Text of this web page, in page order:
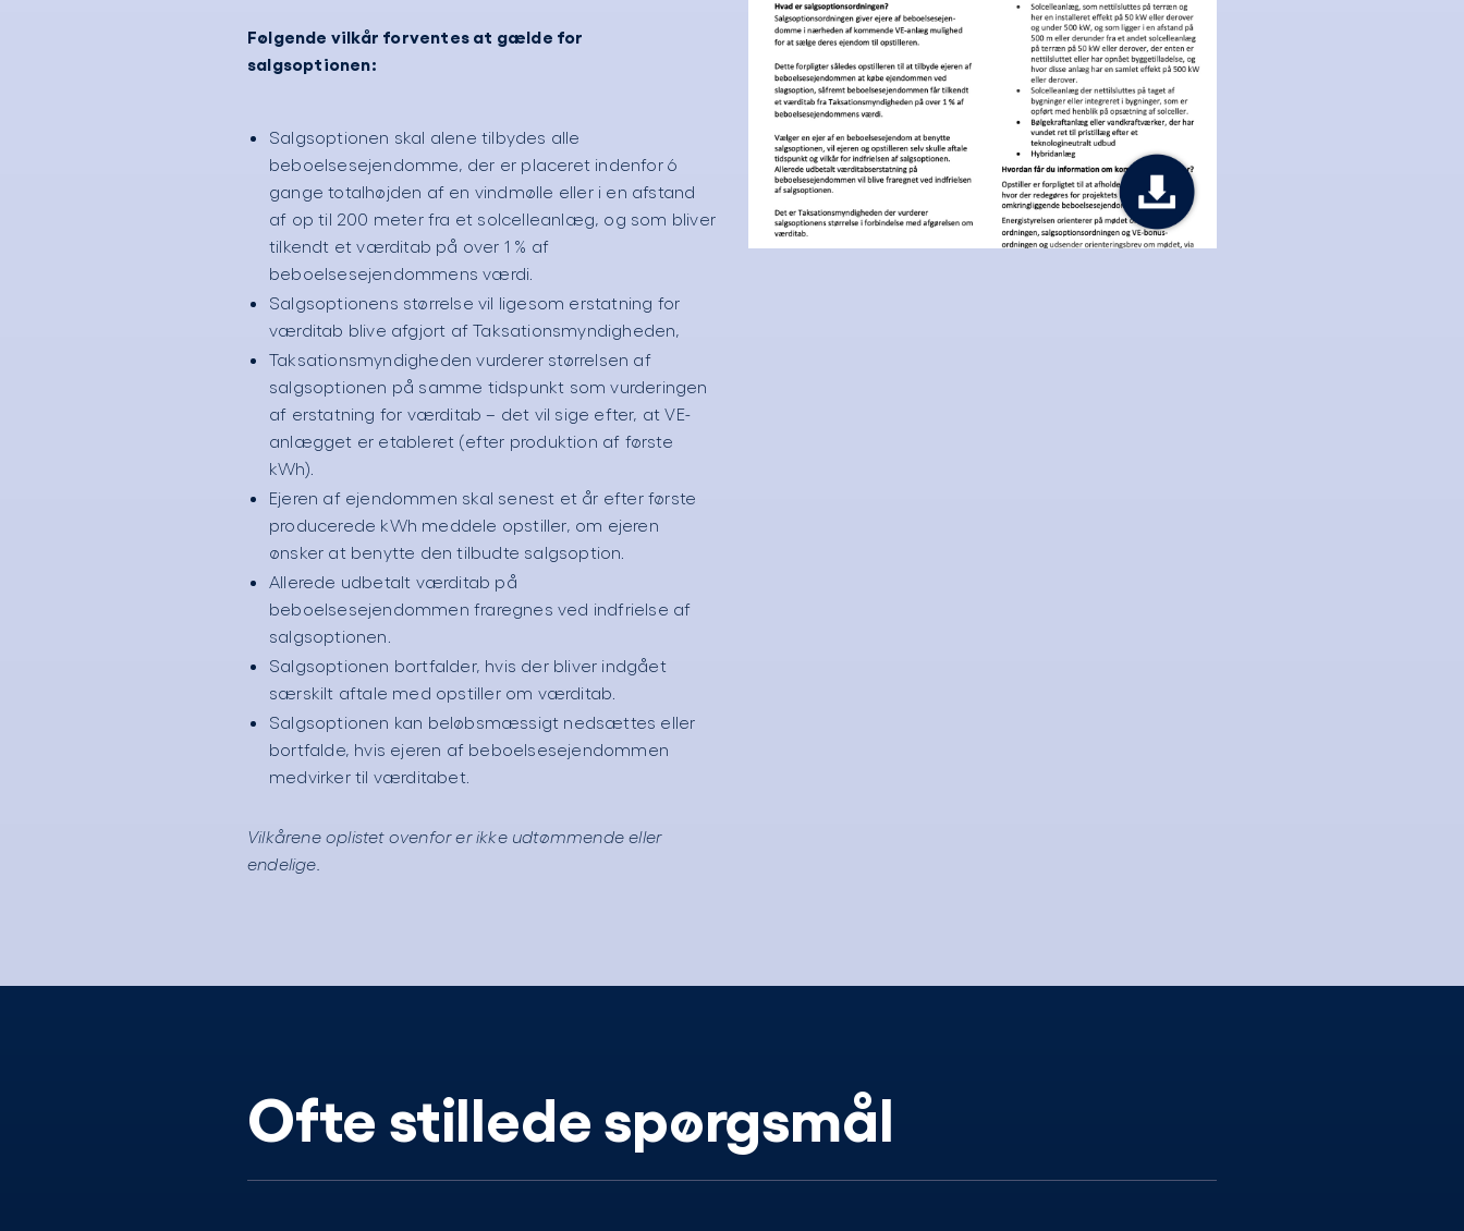
Følgende vilkår forventes at gælde for
salgsoptionen:
Salgsoptionen skal alene tilbydes alle
beboelsesejendomme, der er placeret indenfor 6
gange totalhøjden af en vindmølle eller i en afstand
af op til 200 meter fra et solcelleanlæg, og som bliver
tilkendt et værditab på over 1 % af
beboelsesejendommens værdi.
Salgsoptionens størrelse vil ligesom erstatning for
værditab blive afgjort af Taksationsmyndigheden,
Taksationsmyndigheden vurderer størrelsen af
salgsoptionen på samme tidspunkt som vurderingen
af erstatning for værditab – det vil sige efter, at VE-
anlægget er etableret (efter produktion af første
kWh).
Ejeren af ejendommen skal senest et år efter første
producerede kWh meddele opstiller, om ejeren
ønsker at benytte den tilbudte salgsoption.
Allerede udbetalt værditab på
beboelsesejendommen fraregnes ved indfrielse af
salgsoptionen.
Salgsoptionen bortfalder, hvis der bliver indgået
særskilt aftale med opstiller om værditab.
Salgsoptionen kan beløbsmæssigt nedsættes eller
bortfalde, hvis ejeren af beboelsesejendommen
medvirker til værditabet.
Vilkårene oplistet ovenfor er ikke udtømmende eller
endelige.
Ofte stillede spørgsmål